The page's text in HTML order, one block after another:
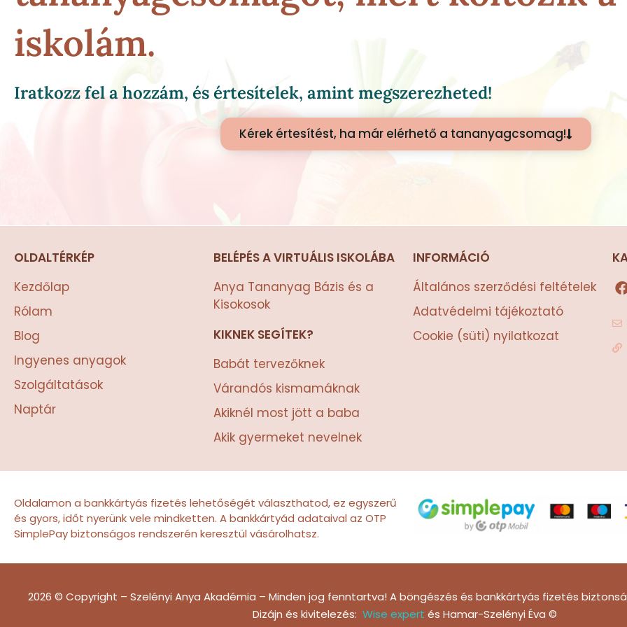
iskolám.
Iratkozz fel a hozzám, és értesítelek, amint megszerezheted!
Kérek értesítést, ha már elérhető a tananyagcsomag!
OLDALTÉRKÉP
Kezdőlap
Rólam
Blog
Ingyenes anyagok
Szolgáltatások
Naptár
BELÉPÉS A VIRTUÁLIS ISKOLÁBA
Anya Tananyag Bázis és a
Kisokosok
KIKNEK SEGÍTEK?
Babát tervezőknek
Várandós kismamáknak
Akiknél most jött a baba
Akik gyermeket nevelnek
INFORMÁCIÓ
Általános szerződési feltételek
Adatvédelmi tájékoztató
Cookie (süti) nyilatkozat
a
Oldalamon a bankkártyás fizetés lehetőségét választhatod, ez egyszerű
és gyors, időt nyerünk vele mindketten. A bankkártyád adataival az OTP
SimplePay biztonságos rendszerén keresztül vásárolhatsz.
2026 © Copyright – Szelényi Anya Akadémia – Minden jog fenntartva! A böngészés és bankkártyás fizetés
Dizájn és kivitelezés: Wise expert és Hamar-Szelényi Éva ©